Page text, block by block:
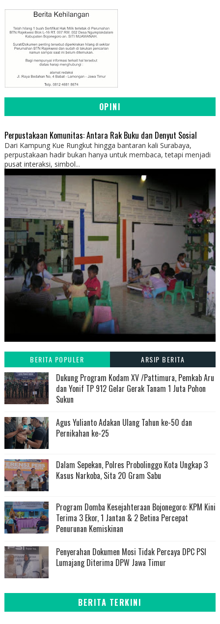
OPINI
Perpustakaan Komunitas: Antara Rak Buku dan Denyut Sosial
Dari Kampung Kue Rungkut hingga bantaran kali Surabaya,
perpustakaan hadir bukan hanya untuk membaca, tetapi menjadi
pusat interaksi, simbol...
BERITA POPULER ARSIP BERITA
Dukung Program Kodam XV /Pattimura, Pemkab Aru
dan Yonif TP 912 Gelar Gerak Tanam 1 Juta Pohon
Sukun
Agus Yulianto Adakan Ulang Tahun ke-50 dan
Pernikahan ke-25
Dalam Sepekan, Polres Probolinggo Kota Ungkap 3
Kasus Narkoba, Sita 20 Gram Sabu
Program Domba Kesejahteraan Bojonegoro: KPM Kini
Terima 3 Ekor, 1 Jantan & 2 Betina Percepat
Penurunan Kemiskinan
Penyerahan Dokumen Mosi Tidak Percaya DPC PSI
Lumajang Diterima DPW Jawa Timur
BERITA TERKINI